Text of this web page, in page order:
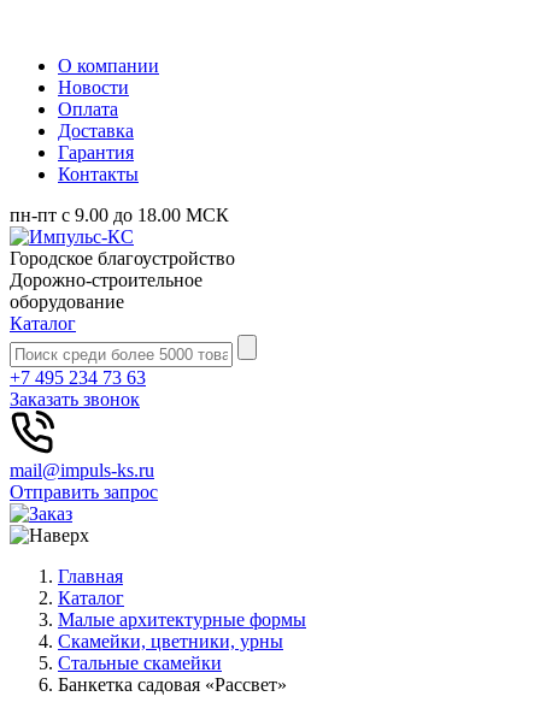
О компании
Новости
Оплата
Доставка
Гарантия
Контакты
пн-пт с 9.00 до 18.00 МСК
Городское благоустройство
Дорожно-строительное
оборудование
Каталог
+7 495 234 73 63
Заказать звонок
mail@impuls-ks.ru
Отправить запрос
Главная
Каталог
Малые архитектурные формы
Скамейки, цветники, урны
Стальные скамейки
Банкетка садовая «Рассвет»